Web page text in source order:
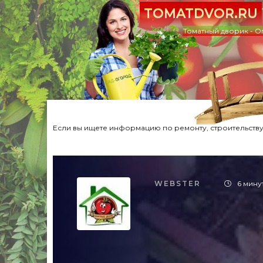
TOMATDVOR.RU
Томатный дворик -
Если вы ищете информацию по ремонту,
WEBSTER 6